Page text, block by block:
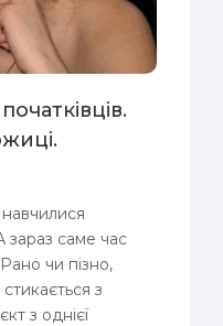
зараз саме час
чи пізно,
з
з однієї